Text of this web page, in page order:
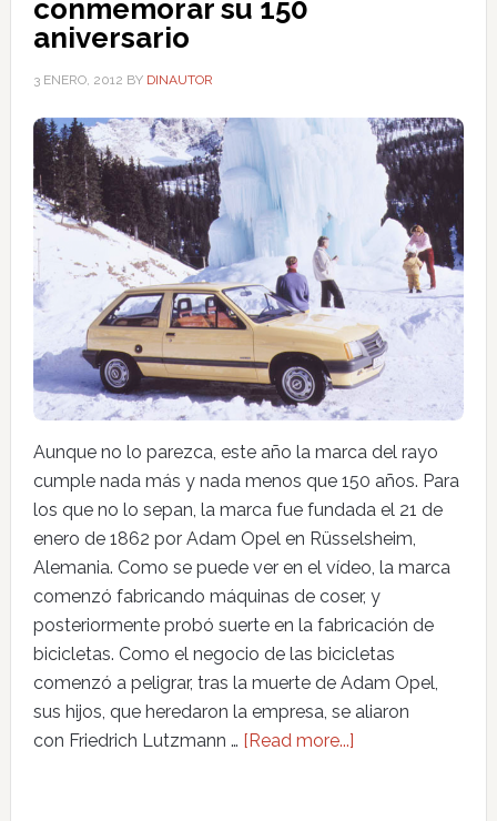
conmemorar su 150
aniversario
3 ENERO, 2012 BY DINAUTOR
Aunque no lo parezca, este año la marca del rayo
cumple nada más y nada menos que 150 años. Para
los que no lo sepan, la marca fue fundada el 21 de
enero de 1862 por Adam Opel en Rüsselsheim,
Alemania. Como se puede ver en el vídeo, la marca
comenzó fabricando máquinas de coser, y
posteriormente probó suerte en la fabricación de
bicicletas. Como el negocio de las bicicletas
comenzó a peligrar, tras la muerte de Adam Opel,
sus hijos, que heredaron la empresa, se aliaron
con Friedrich Lutzmann … [Read more...]